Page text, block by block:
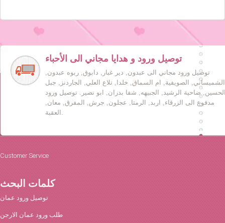
توصيل ورود و هدايا مجاني الى الأحباء
توصيل ورود مجاني الى عبدون, دير غبار, دابوق, ربوه عبدون,
الشميساني, الصويفية, ام السماق, خلدا, تلاع العلي, الجاردنز, جبل
ضاحية الرشيد, الجبيهه, شفا بدران, ابو نصير. توصيل ورود
مدفوع الى الزرقاء, اربد, الرمثا, عجلون, جرش, المفرق, معان,
العقبة.
Customer Service
كلمات البحث
توصيل ورود عمان
طلب ورود عمان الارجن